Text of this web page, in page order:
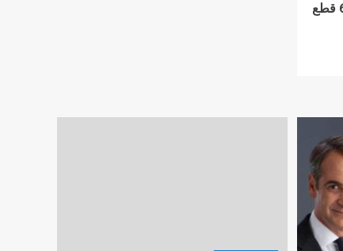
جامعة المنصورة: إنقاذ رضيع ابتلع 6 قطع